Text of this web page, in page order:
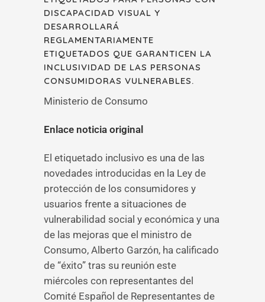
DISCAPACIDAD VISUAL Y
DESARROLLARÁ
REGLAMENTARIAMENTE
ETIQUETADOS QUE GARANTICEN LA
INCLUSIVIDAD DE LAS PERSONAS
CONSUMIDORAS VULNERABLES.
Ministerio de Consumo
Enlace noticia original
El etiquetado inclusivo es una de las
novedades introducidas en la Ley de
protección de los consumidores y
usuarios frente a situaciones de
vulnerabilidad social y económica y una
de las mejoras que el ministro de
Consumo, Alberto Garzón, ha calificado
de “éxito” tras su reunión este
miércoles con representantes del
Comité Español de Representantes de